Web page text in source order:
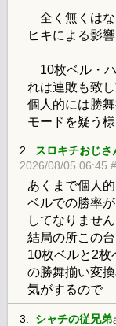
全く無くはな
ヒキによる影
10枚ベル・ハ
れは連敗も致し
個人的には勝
モードを疑う
2. スロキチおじさ
2026/08/05 06:45
あくまで個人
ベルでの勝率
してなりません
結局の所この
10枚ベルと2枚
の勝舞揃い変
気がするので
3. シャチの従兄弟